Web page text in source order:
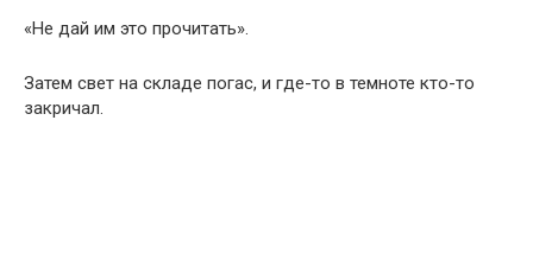
«Не дай им это прочитать».
Затем свет на складе погас, и где-то в темноте кто-то
закричал.